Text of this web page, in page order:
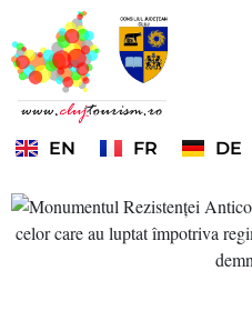
EN FR DE